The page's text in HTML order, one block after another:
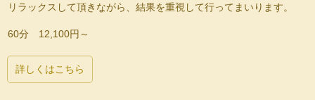
リラックスして頂きながら、結果を重視して行ってまいります。
60分 12,100円～
詳しくはこちら